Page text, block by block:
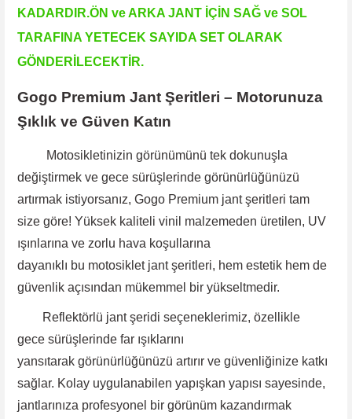
KADARDIR.ÖN ve ARKA JANT İÇİN SAĞ ve SOL
TARAFINA YETECEK SAYIDA SET OLARAK
GÖNDERİLECEKTİR.
Gogo Premium Jant Şeritleri – Motorunuza
Şıklık ve Güven Katın
Motosikletinizin görünümünü tek dokunuşla
değiştirmek ve gece sürüşlerinde görünürlüğünüzü
artırmak istiyorsanız, Gogo Premium jant şeritleri tam
size göre! Yüksek kaliteli vinil malzemeden üretilen, UV
ışınlarına ve zorlu hava koşullarına
dayanıklı bu motosiklet jant şeritleri, hem estetik hem de
güvenlik açısından mükemmel bir yükseltmedir.
Reflektörlü jant şeridi seçeneklerimiz, özellikle
gece sürüşlerinde far ışıklarını
yansıtarak görünürlüğünüzü artırır ve güvenliğinize katkı
sağlar. Kolay uygulanabilen yapışkan yapısı sayesinde,
jantlarınıza profesyonel bir görünüm kazandırmak